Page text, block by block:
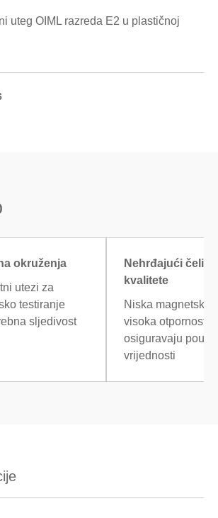
uteg OIML razreda E2 u plastičnoj
okruženja
utezi za
testiranje
sljedivost
Nehrđajući čelik
kvalitete
Niska magnetska
visoka otpornost
osiguravaju
vrijednosti